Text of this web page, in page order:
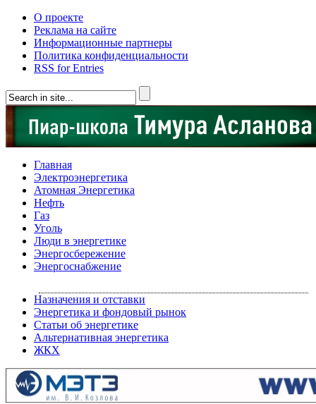
О проекте
Реклама на сайте
Информационные партнеры
Политика конфиденциальности
RSS for Entries
Главная
Электроэнергетика
Атомная Энергетика
Нефть
Газ
Уголь
Люди в энергетике
Энергосбережение
Энергоснабжение
Назначения и отставки
Энергетика и фондовый рынок
Статьи об энергетике
Альтернативная энергетика
ЖКХ